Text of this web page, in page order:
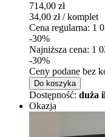
714,00 zł
34,00 zł / komplet
Cena regularna: 1
-30%
Najniższa cena: 1
-30%
Ceny podane bez
Do koszyka
Dostępność: duża
Okazja